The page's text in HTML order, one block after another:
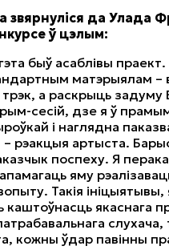
звярнуліся да Улада
ў цэлым:
быў асаблівы
матэрыялам –
трэк, а раскрыць
сесій, дзе я ў
і наглядна
– рэакцыя артыста.
поспеху. Я
яму
Такія
каштоўнасць якаснага
слухача,
кожны ўдар павінны